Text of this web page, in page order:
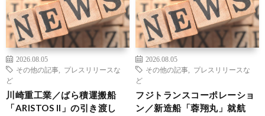
2026.08.05
その他の記事
プレスリリースな
ど
川崎重工業／ばら積運搬船
「ARISTOS II」の引き渡し
2026.08.05
その他の記事
プレスリリースな
ど
フジトランスコーポレーショ
ン／新造船「蓉翔丸」就航